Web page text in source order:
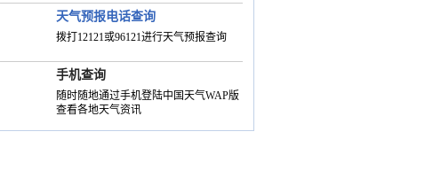
天气预报电话查询
拨打12121或96121进行天气预报查询
手机查询
随时随地通过手机登陆中国天气WAP版
查看各地天气资讯